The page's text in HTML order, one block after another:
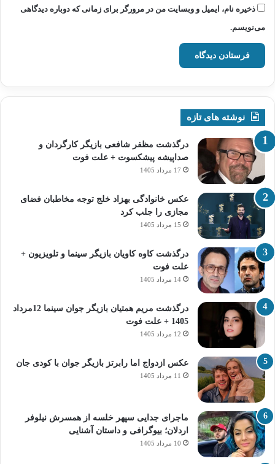
ذخیره نام، ایمیل و وبسایت من در مرورگر برای زمانی که دوباره دیدگاهی
می‌نویسم.
نوشته های تازه
درگذشت مظفر شافعی بازیگر کارگردان و
صداپیشه پیشکسوت + علت فوت
17 مرداد 1405
عکس خانوادگی بهزاد خلج توجه مخاطبان فضای
مجازی را جلب کرد
15 مرداد 1405
درگذشت کاوه کاویان بازیگر سینما و تلویزیون +
علت فوت
14 مرداد 1405
درگذشت مریم همتیان بازیگر جوان سینما 12مرداد
1405 + علت فوت
12 مرداد 1405
عکس ازدواج اما رابرتز بازیگر جوان با کودی جان
11 مرداد 1405
ماجرای جدایی سپهر خلسه از همسرش نیلوفر
اردلان؛ بیوگرافی و داستان آشنایی
10 مرداد 1405